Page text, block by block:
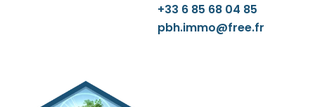
+33 6 85 68 04 85
pbh.immo@free.fr